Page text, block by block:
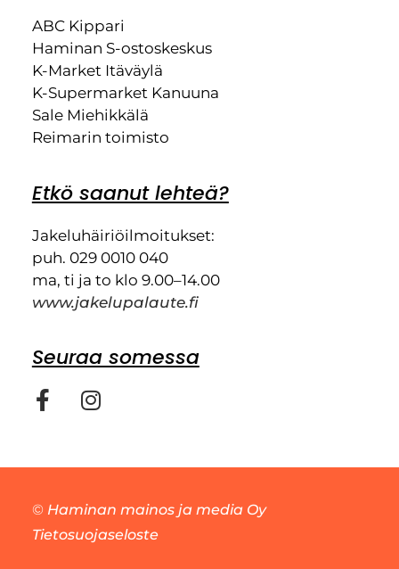
ABC Kippari
Haminan S-ostoskeskus
K-Market Itäväylä
K-Supermarket Kanuuna
Sale Miehikkälä
Reimarin toimisto
Etkö saanut lehteä?
Jakeluhäiriöilmoitukset:
puh. 029 0010 040
ma, ti ja to klo 9.00–14.00
www.jakelupalaute.fi
Seuraa somessa
© Haminan mainos ja media Oy
Tietosuojaseloste